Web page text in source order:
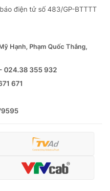
điện tử số 483/GP-BTTTT
Hạnh, Phạm Quốc Thắng,
024.38 355 932
671